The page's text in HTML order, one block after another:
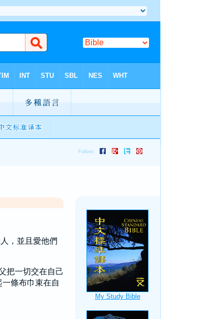
，並且愛他們
把一切交在自己
條布巾束在自